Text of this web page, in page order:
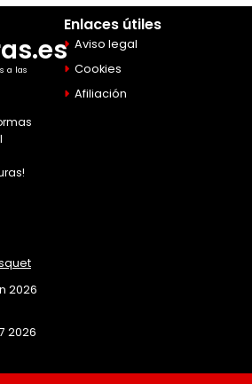
a las
Enlaces útiles
Aviso legal
Cookies
Afiliación
2026
2026